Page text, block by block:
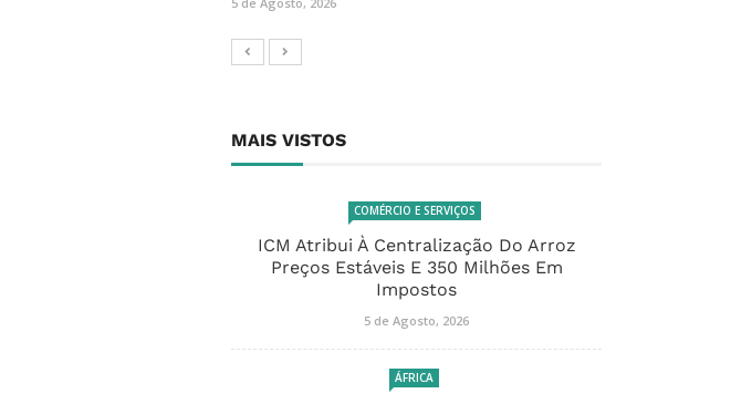
MAIS VISTOS
COMÉRCIO E SERVIÇOS
ICM Atribui À Centralização Do Arroz
Preços Estáveis E 350 Milhões Em
Impostos
5 de Agosto, 2026
ÁFRICA